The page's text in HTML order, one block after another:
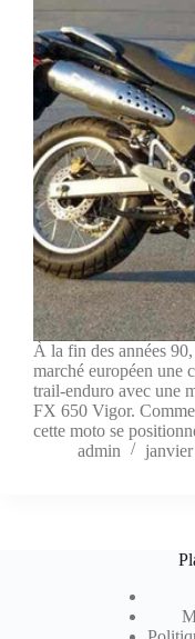
À la fin des années
marché européen une
trail-enduro avec une
FX 650 Vigor.
cette moto se
admin